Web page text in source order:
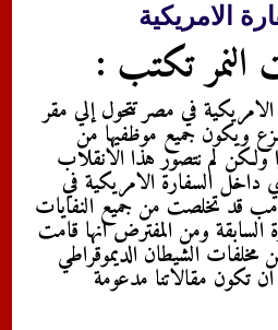
الامريكية
النمر تكتب :
في مصر تتحول إلي مقر
ويكون جميع موظفيها من
ولكن لم نتصور هذا الانقلاب
داخل السفارة الامريكية في
قد تخلصت من جميع النفايات
السابقة ومن المفترض انها قامت
الشيطان الديموقراطي
ان تكون مقالاتنا مدعومة